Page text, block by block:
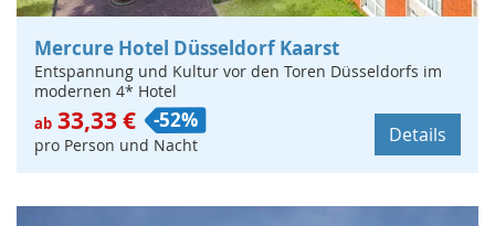
Mercure Hotel Düsseldorf Kaarst
Entspannung und Kultur vor den Toren Düsseldorfs im
modernen 4* Hotel
ab 33,33 € -52%
pro Person und Nacht Details